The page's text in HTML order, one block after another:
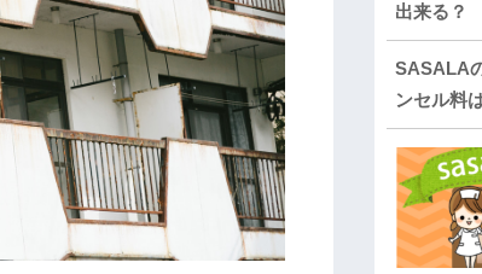
出来る？
SASALA
ンセル料